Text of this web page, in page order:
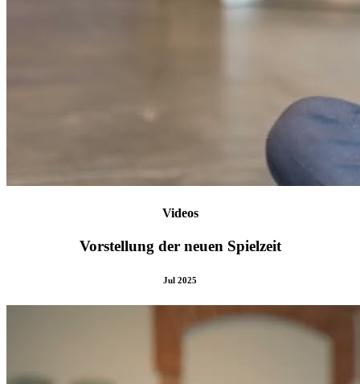
Videos
Vorstellung der neuen Spielzeit
Jul 2025